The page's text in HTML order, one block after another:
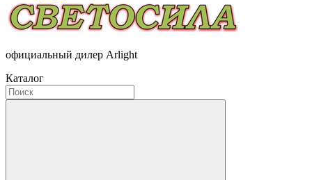
официальный дилер Arlight
Каталог